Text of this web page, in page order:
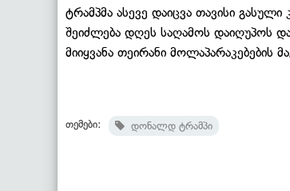
ტრამპმა ასევე დაიცვა თავისი
შეიძლება დღეს საღამოს დაიღუპოს
მიიყვანა თეირანი მოლაპარაკებების
თემები: დონალდ ტრამპი